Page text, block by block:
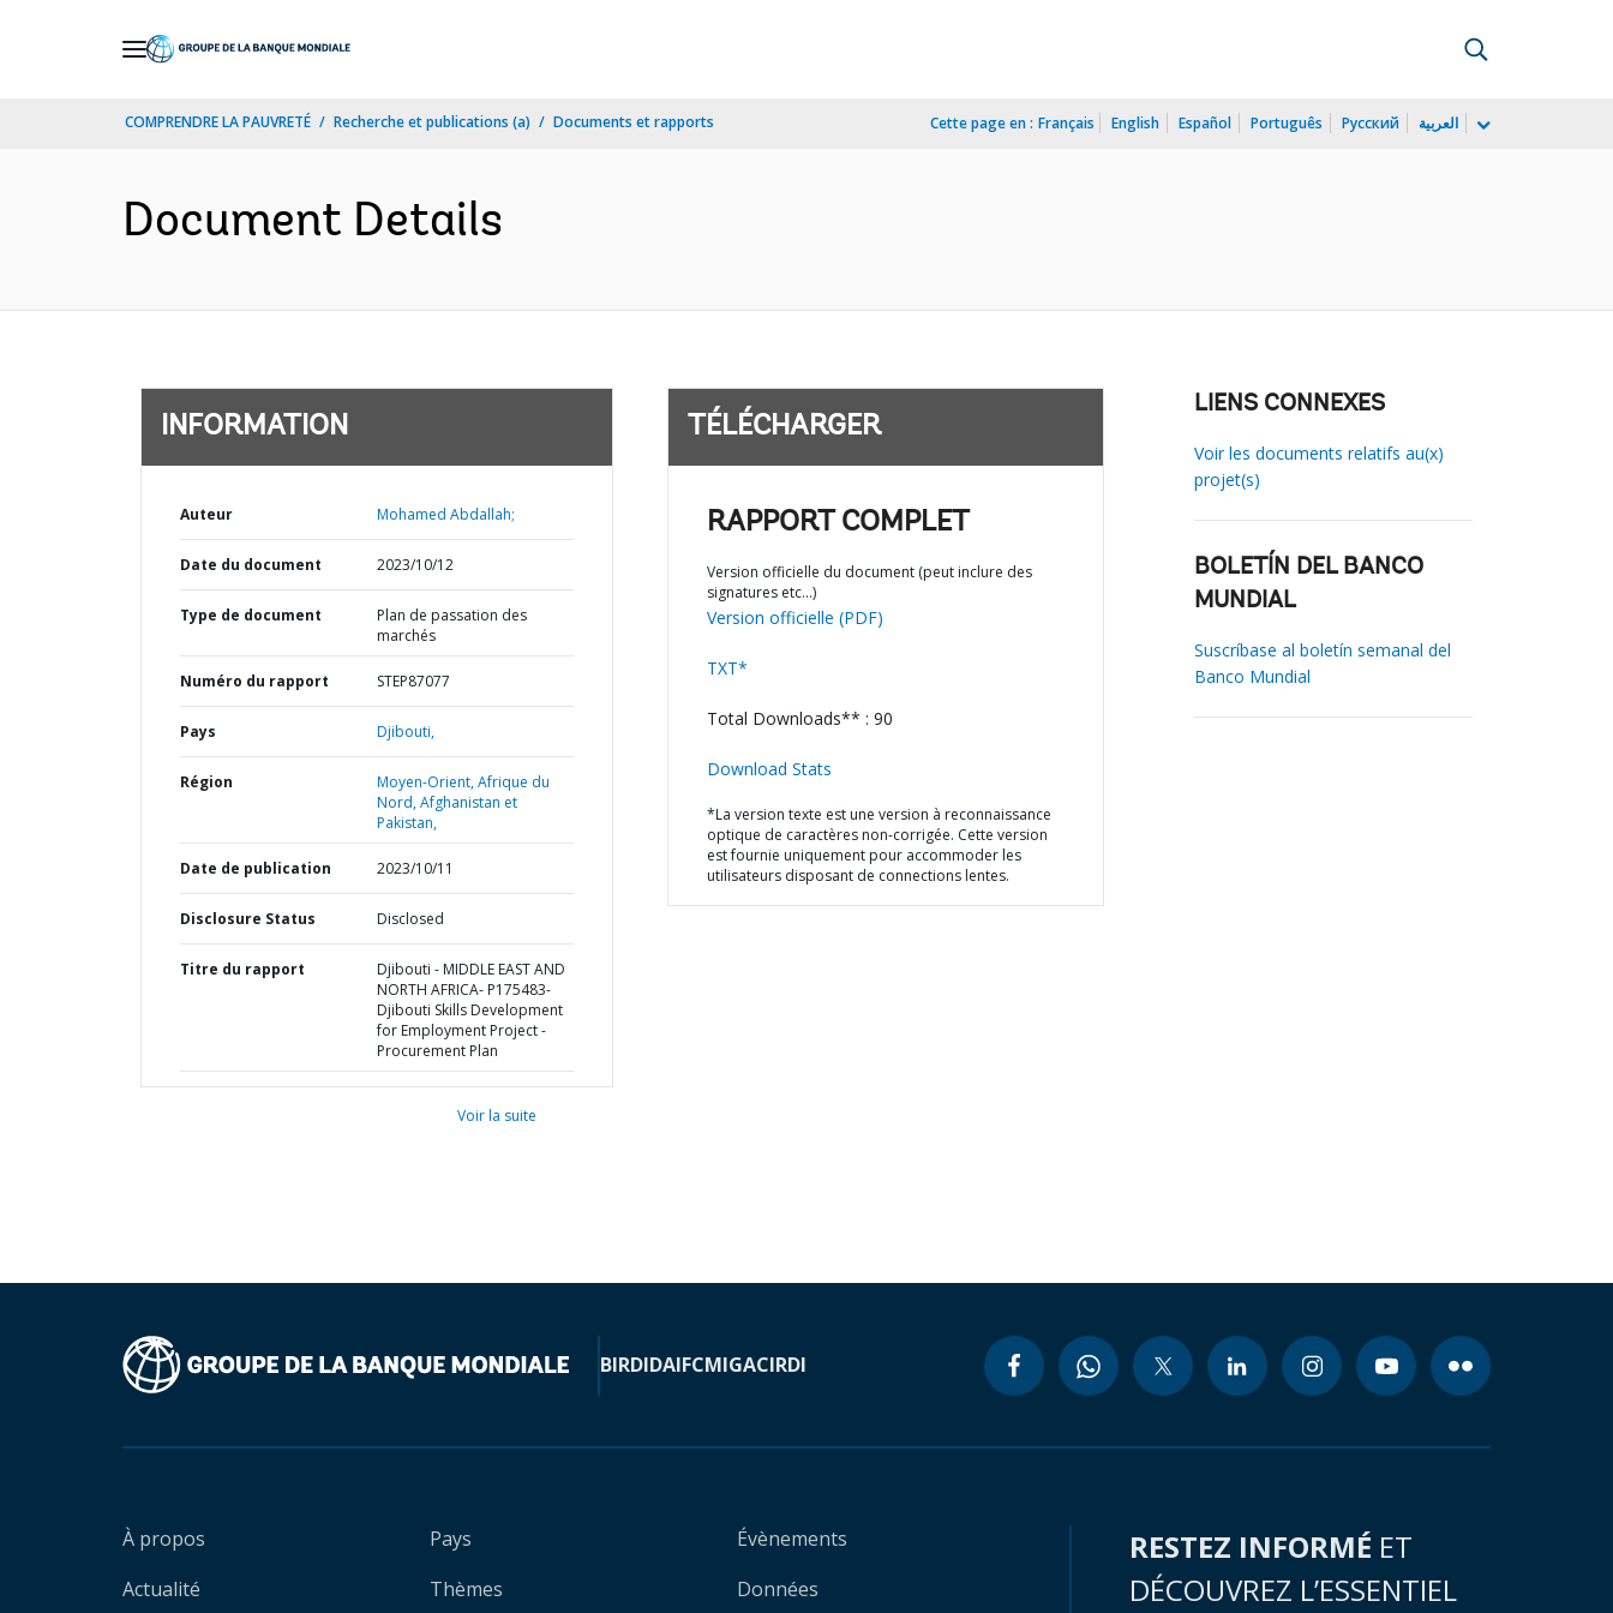
COMPRENDRE LA PAUVRETÉ Recherche et publications (a) Documents et rapports Cette page en : Français English Español Português Русский العربية
Document Details
INFORMATION
Auteur Mohamed Abdallah;
Date du document 2023/10/12
Type de document
Plan de passation des
marchés
Numéro du rapport STEP87077
Pays Djibouti,
Région
Moyen-Orient, Afrique du
Nord, Afghanistan et
Pakistan,
Date de publication 2023/10/11
Disclosure Status Disclosed
Titre du rapport
Djibouti - MIDDLE EAST AND
NORTH AFRICA- P175483-
Djibouti Skills Development
for Employment Project -
Procurement Plan
Voir la suite
TÉLÉCHARGER
RAPPORT COMPLET
Version officielle du document (peut inclure des
signatures etc…)
Version officielle (PDF)
TXT*
Total Downloads** : 90
Download Stats
*La version texte est une version à reconnaissance
optique de caractères non-corrigée. Cette version
est fournie uniquement pour accommoder les
utilisateurs disposant de connections lentes.
LIENS CONNEXES
Voir les documents relatifs au(x)
projet(s)
BOLETÍN DEL BANCO
MUNDIAL
Suscríbase al boletín semanal del
Banco Mundial
BIRDIDAIFCMIGACIRDI
À propos
Actualité
Pays
Thèmes
Évènements
Données
RESTEZ INFORMÉ ET
DÉCOUVREZ L’ESSENTIEL